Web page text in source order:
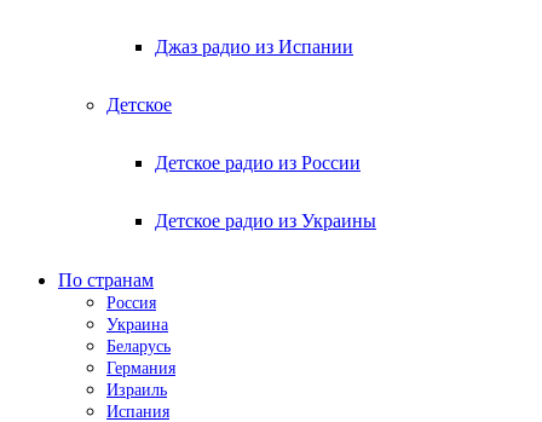
Джаз радио из Испании
Детское
Детское радио из России
Детское радио из Украины
По странам
Россия
Украина
Беларусь
Германия
Израиль
Испания